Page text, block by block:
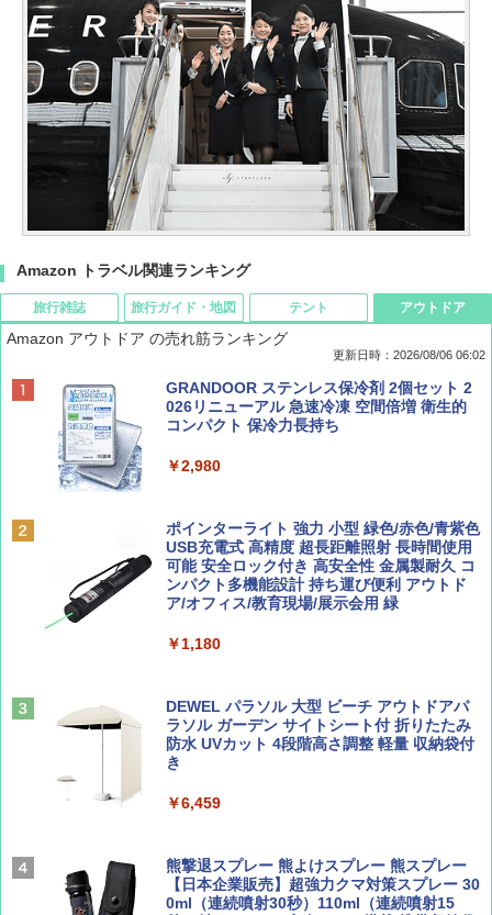
Amazon トラベル関連ランキング
旅行雑誌
ディズニーファン ２０２６年 ９月号 [雑
誌] (ＤＩＳＮＥＹ ＦＡＮ)
Coyote No.89 特集 星野道夫 夢見る旅
￥1,540
￥1,540
AIRLINE（エアライン）2026年9月号【特
￥1,760
旅行ガイド・地図
D40 地球の歩き方 チェンマイ タイ北部の魅
力的な町 2026～2027 地球の歩き方D アジア
A09 地球の歩き方 イタリア 2026～2027 地
球の歩き方A ヨーロッパ
￥2,479
パ
￥2,277
地球の歩き方 スター・ウォーズ
テント
[キャンパーズコレクション 山善] ポップアッ
プテント 傘みたいに広げて畳める パッとサ
ッとサンシェード キューブ フルクローズ メ
&ハイキング カーキ PATC-150(KH)
PYKES PEAK (パイクスピーク) 着替えテン
ト プライバシー テント 【中が透けない】 1
人用 折りたたみ 防災グッズ 災害用トイレ ビ
易 トイレテント (オリーブ)
ENDLESS BASE 《めざましテレビで紹介》
テント ワンタッチ RENEW 幅200 2-3人用 43
[キャンパーズコレクション 山善] 傘みたいに
広げるだけ パッとサッとテント ブラックコ
アウトドア
Amazon アウトドア の売れ筋ランキング
更新日時：2026/08/06 06:02
GRANDOOR ステンレス保冷剤 2個セット 2
026リニューアル 急速冷凍 空間倍増 衛生的
コンパクト 保冷力長持ち
￥2,980
ポインターライト 強力 小型 緑色/赤色/青紫色
USB充電式 高精度 超長距離照射 長時間使用
可能 安全ロック付き 高安全性 金属製耐久 コ
ンパクト多機能設計 持ち運び便利 アウトド
ア/オフィス/教育現場/展示会用 緑
￥1,180
DEWEL パラソル 大型 ビーチ アウトドアパ
ラソル ガーデン サイトシート付 折りたたみ
防水 UVカット 4段階高さ調整 軽量 収納袋付
き
￥6,459
熊撃退スプレー 熊よけスプレー 熊スプレー
【日本企業販売】超強力クマ対策スプレー 30
0ml（連続噴射30秒）110ml（連続噴射15